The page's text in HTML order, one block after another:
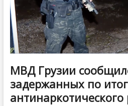
МВД Грузии
задержанных по
антинаркотического